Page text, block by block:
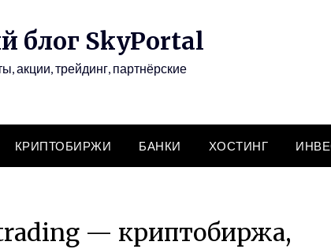
блог SkyPortal
акции, трейдинг, партнёрские
КРИПТОБИРЖИ БАНКИ ХОСТИНГ
— криптобиржа,